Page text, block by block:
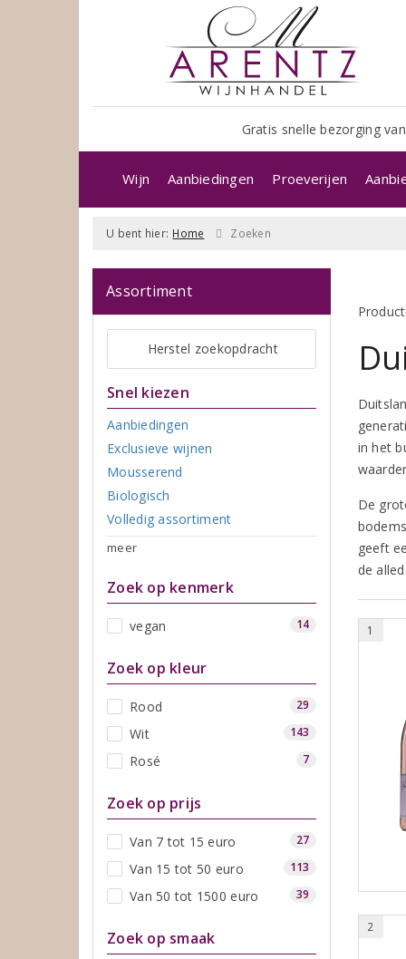
Gratis snelle bezorging
Wijn Aanbiedingen Proeverijen
U bent hier: Home Zoeken
Assortiment
Herstel zoekopdracht
Snel kiezen
Aanbiedingen
Exclusieve wijnen
Mousserend
Biologisch
Volledig assortiment
meer
Zoek op kenmerk
vegan 14
Zoek op kleur
Rood 29
Wit 143
Rosé 7
Zoek op prijs
Van 7 tot 15 euro 27
Van 15 tot 50 euro 113
Van 50 tot 1500 euro 39
Zoek op smaak
in het
De
geeft
de
1
2